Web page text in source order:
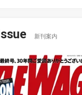
新刊案内